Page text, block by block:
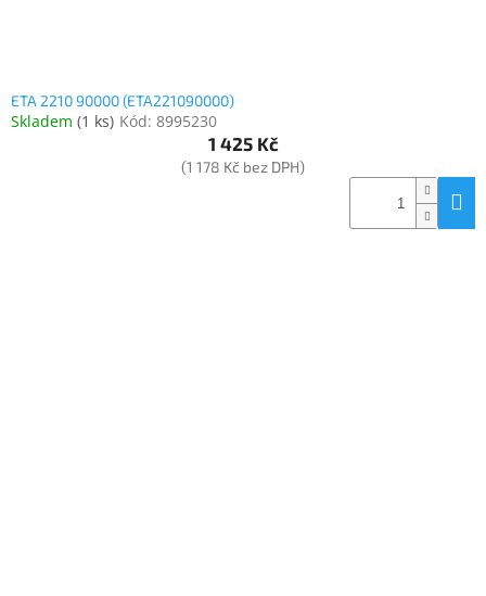
ETA 2210 90000 (ETA221090000)
Skladem (1 ks) Kód: 8995230
1 425 Kč
(1 178 Kč bez DPH)